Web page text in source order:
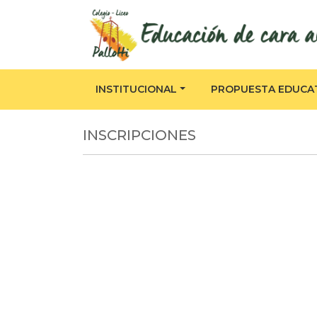
INSTITUCIONAL PROPUESTA
INSCRIPCIONES